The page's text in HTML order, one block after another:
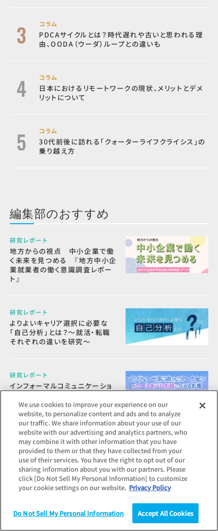
統計（データ） コラム
コラム
PDCAサイクルとは？時代遅れや古いと思われる理
由、OODA（ウーダ）ループとの違いも
コラム
日本におけるリモートワークの現状、メリットとデメ
リットについて
コラム
30代前後に訪れる「クォーターライフクライシス」の
乗り越え方
編集部のおすすめ
研究レポート
地方からの視点 中小企業で働
く未来を見つめる 『地方中小企
業就業者の働く意識調査レポー
ト』
研究レポート
よりよいキャリア選択に必要な
「自己分析」とは？～就活・転職
それぞれの違いを研究～
研究レポート
インフォーマルコミュニケーショ
影響
研究レポート
2025年卒学生に卒業直前に聞
いた意識・価値観・志向・活動と
就職先満足度への影響
We use cookies to improve your experience on our
website, to personalize content and ads and to analyze
our traffic. We share information about your use of our
website with our advertising and analytics partners, who
may combine it with other information that you have
provided to them or that they have collected from your
use of their services. You have the right to opt out of our
sharing information about you with our partners. Please
click [Do Not Sell My Personal Information] to customize
your cookie settings on our website. Privacy Policy
Do Not Sell My Personal Information Accept All Cookies